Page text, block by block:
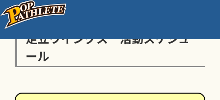
足立ウイングス 活動スケジュ
ール